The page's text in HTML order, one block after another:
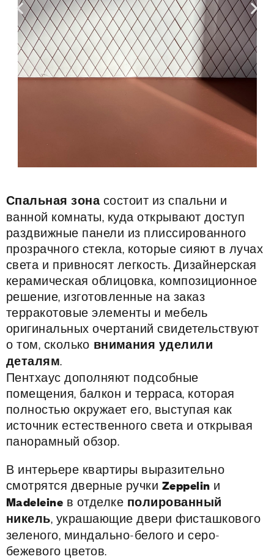
Спальная зонасостоит из спальни и
ванной комнаты, куда открывают доступ
раздвижные панели из плиссированного
прозрачного стекла, которые сияют в лучах
света и привносят легкость. Дизайнерская
керамическая облицовка, композиционное
решение, изготовленные на заказ
терракотовые элементы и мебель
оригинальных очертаний свидетельствуют
о том, сколько внимания уделили
деталям.
Пентхаус дополняют подсобные
помещения, балкон и терраса, которая
полностью окружает его, выступая как
источник естественного света и открывая
панорамный обзор.
В интерьере квартиры выразительно
смотрятся дверные ручки Zeppelin и
Madeleine в отделке полированный
никель, украшающие двери фисташкового
зеленого, миндально-белого и серо-
бежевого цветов.